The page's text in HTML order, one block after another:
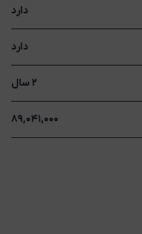
دارد
دارد
۲ سال
۸۹,۰۴۱,۰۰۰